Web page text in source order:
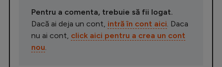
Pentru a comenta, trebuie să fii logat.
Dacă ai deja un cont, intră în cont aici . Daca
nu ai cont, click aici pentru a crea un cont
nou